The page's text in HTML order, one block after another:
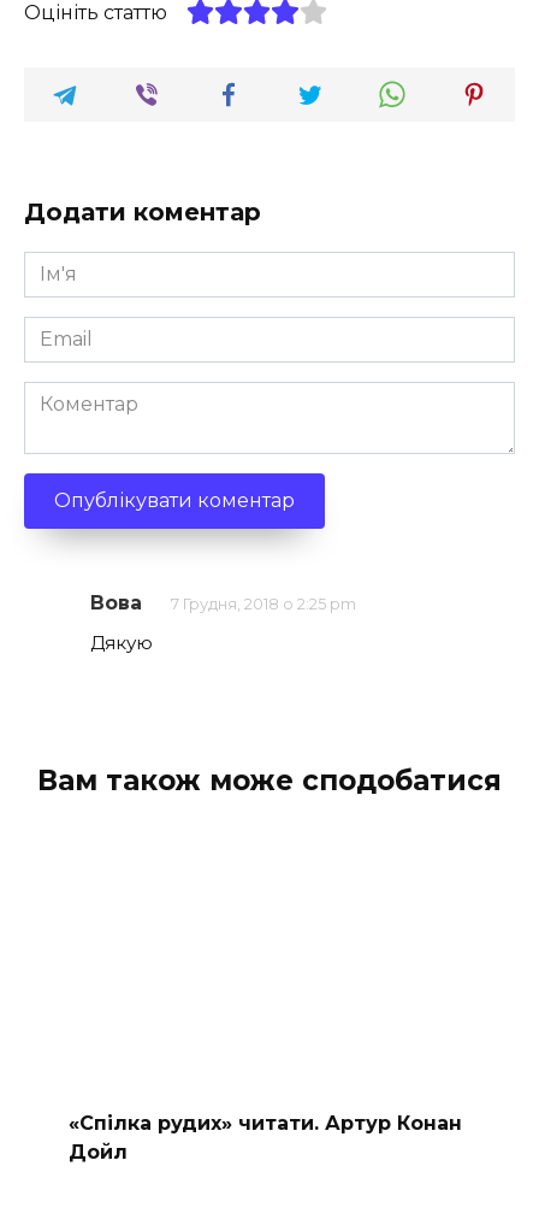
Оцініть статтю
Додати коментар
Ім'я
*
Email
*
Коментар
Вова 7 Грудня, 2018 о 2:25 pm
Дякую
Вам також може сподобатися
«Спілка рудих» читати. Артур Конан
Дойл